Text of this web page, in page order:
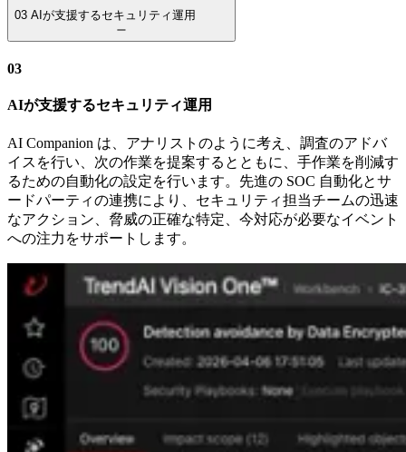
03 AIが支援するセキュリティ運用
03
AIが支援するセキュリティ運用
AI Companion は、アナリストのように考え、調査のアドバ
イスを行い、次の作業を提案するとともに、手作業を削減す
るための自動化の設定を行います。先進の SOC 自動化とサ
ードパーティの連携により、セキュリティ担当チームの迅速
なアクション、脅威の正確な特定、今対応が必要なイベント
への注力をサポートします。